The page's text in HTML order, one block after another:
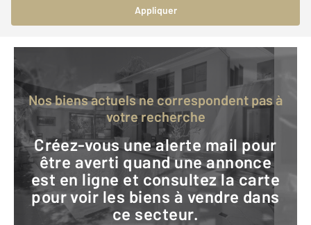
Appliquer
Nos biens actuels ne correspondent pas à
votre recherche
Créez-vous une alerte mail pour
être averti quand une annonce
est en ligne et consultez la carte
pour voir les biens à vendre dans
ce secteur.